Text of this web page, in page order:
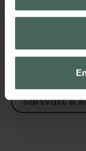
Upptäck
Sår, bett
Sårtvätt &